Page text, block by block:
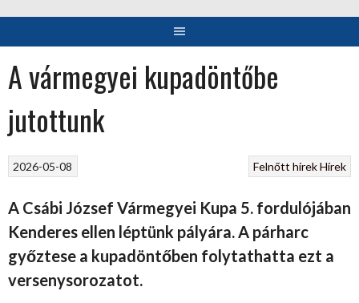
A vármegyei kupadöntőbe
jutottunk
Felnőtt hírekHírek
2026-05-08
A Csábi József Vármegyei Kupa 5. fordulójában
Kenderes ellen léptünk pályára. A párharc
győztese a kupadöntőben folytathatta ezt a
versenysorozatot.